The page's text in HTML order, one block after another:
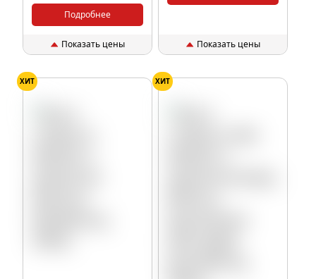
Подробнее
Показать цены Показать цены
ХИТ ХИТ